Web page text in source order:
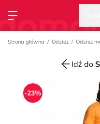
Przełącz menu
Strona główna Odzież Odzież
Idź do
-23%